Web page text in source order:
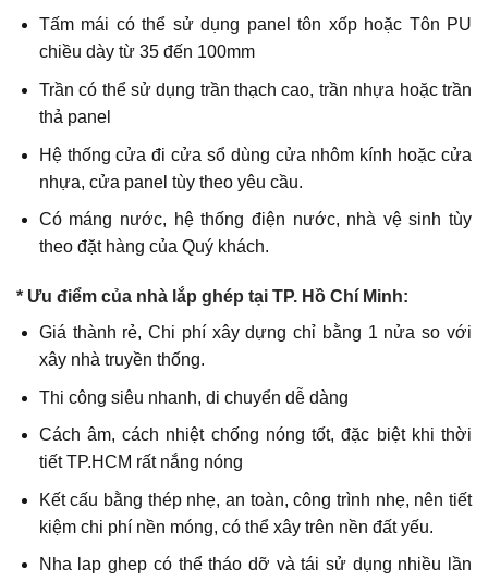
Tấm mái có thể sử dụng panel tôn xốp hoặc Tôn PU
chiều dày từ 35 đến 100mm
Trần có thể sử dụng trần thạch cao, trần nhựa hoặc trần
thả panel
Hệ thống cửa đi cửa sổ dùng cửa nhôm kính hoặc cửa
nhựa, cửa panel tùy theo yêu cầu.
Có máng nước, hệ thống điện nước, nhà vệ sinh tùy
theo đặt hàng của Quý khách.
* Ưu điểm của nhà lắp ghép tại TP. Hồ Chí Minh:
Giá thành rẻ, Chi phí xây dựng chỉ bằng 1 nửa so với
xây nhà truyền thống.
Thi công siêu nhanh, di chuyển dễ dàng
Cách âm, cách nhiệt chống nóng tốt, đặc biệt khi thời
tiết TP.HCM rất nắng nóng
Kết cấu bằng thép nhẹ, an toàn, công trình nhẹ, nên tiết
kiệm chi phí nền móng, có thể xây trên nền đất yếu.
Nha lap ghep có thể tháo dỡ và tái sử dụng nhiều lần